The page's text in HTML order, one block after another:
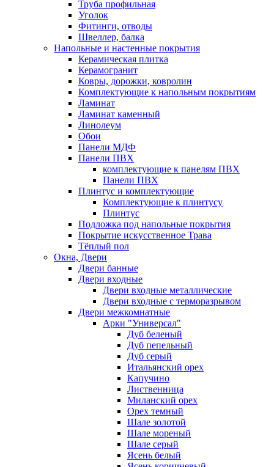
Труба профильная
Уголок
Фитинги, отводы
Швеллер, балка
Напольные и настенные покрытия
Керамическая плитка
Керамогранит
Ковры, дорожки, ковролин
Комплектующие к напольным покрытиям
Ламинат
Ламинат каменный
Линолеум
Обои
Панели МДФ
Панели ПВХ
комплектующие к панелям ПВХ
Панели ПВХ
Плинтус и комплектующие
Комплектующие к плинтусу
Плинтус
Подложка под напольные покрытия
Покрытие искусственное Трава
Тёплый пол
Окна, Двери
Двери банные
Двери входные
Двери входные металлические
Двери входные с терморазрывом
Двери межкомнатные
Арки "Универсал"
Дуб беленый
Дуб пепельный
Дуб серый
Итальянский орех
Капучино
Лиственница
Миланский орех
Орех темный
Шале золотой
Шале мореный
Шале серый
Ясень белый